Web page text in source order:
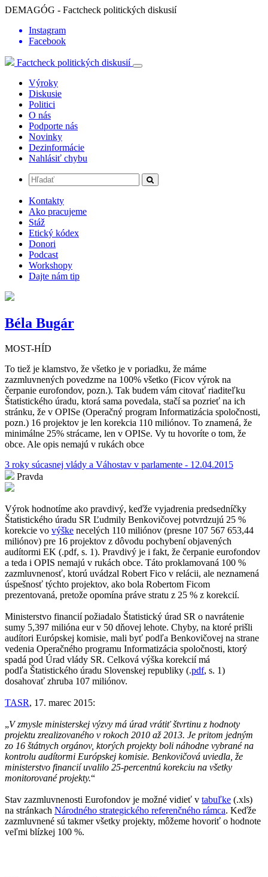
DEMAGÓG - Factcheck politických diskusií
Instagram
Facebook
Factcheck politických diskusií
Výroky
Diskusie
Politici
O nás
Podporte nás
Novinky
Dezinformácie
Nahlásiť chybu
Kontakty
Ako pracujeme
Stáž
Etický kódex
Donori
Podcast
Workshopy
Dajte nám tip
Béla Bugár
MOST-HÍD
To tiež je klamstvo, že všetko je v poriadku, že máme
zazmluvnených povedzme na 100% všetko (Ficov výrok na
čerpanie eurofondov, pozn.). Tak budem vám citovať riaditeľku
Štatistického úradu, ktorá sama povedala, stačí sa pozrieť na ich
stránku, že v OPISe (Operačný program Informatizácia spoločnosti,
pozn.) 16 projektov je len korekcia 110 miliónov. To znamená, že
minimálne 25% strácame, len v OPISe. Vy tu hovoríte o tom, že
obce. Ale opis nemajú v rukách obce
3 roky súcasnej vlády a Váhostav v parlamente - 12.04.2015
Pravda
Výrok hodnotíme ako pravdivý, keďže vyjadrenia predsedníčky
Štatistického úradu SR Ľudmily Benkovičovej potvrdzujú 25 %
korekcie vo výške necelých 110 miliónov (presne 107 567 653,44
miliónov) pre 16 projektov z dôvodu pochybení objavených
audítormi EK (.pdf, s. 1). Pravdivý je i fakt, že čerpanie eurofondov
a teda i OPIS nemajú v rukách obce. Táto proklamovaná 100 %
zazmluvnenosť, ktorú uvádzal Robert Fico v relácii, ale neznamená
úspešnosť týchto projektov, ako bola Robertom Ficom
prezentovaná, pretože opomína práve stratu z 25 % z korekcií.
Ministerstvo financií požiadalo Štatistický úrad SR o navrátenie
sumy 5,397 milióna eur v 50 dňovej lehote. Chyby, na ktoré prišli
audítori Európskej komisie, mali byť podľa Benkovičovej na strane
vedenia Operačného programu Informatizácia spoločnosti, ktorý
spadá pod Úrad vlády SR. Celková výška korekcií má
podľa Štatistického úradu Slovenskej republiky (.pdf, s. 1)
dosahovať zhruba 107 miliónov.
TASR, 17. marec 2015:
„V zmysle ministerskej výzvy má úrad vrátiť štvrtinu z hodnoty
projektu zrealizovaného v rokoch 2010 až 2013. Je pritom jedným
zo 16 štátnych orgánov, ktorých projekty boli náhodne vybrané na
kontrolu audítormi Európskej komisie. Benkovičová uviedla, že
ministerstvo financií uvalilo 25-percentnú korekciu na všetky
monitorované projekty.“
Stav zazmluvnenosti Eurofondov je možné vidieť v tabuľke (.xls)
na stránkach Národného strategického referenčného rámca. Keďže
zazmluvnené sú takmer všetky projekty, môžeme hovoriť o hodnote
veľmi blízkej 100 %.